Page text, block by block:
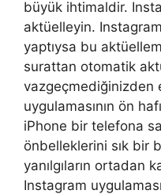
büyük ihtimaldir.
aktüelleyin.
yaptıysa bu
surattan otomatik
vazgeçmediğinizden
uygulamasının ön
iPhone bir telefona
önbelleklerini sık bir
yanılgıların ortadan
Instagram